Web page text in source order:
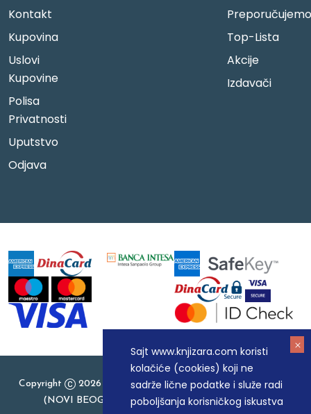
Sajt www.knjizara.com koristi
kolačiće (cookies) koji ne
sadrže lične podatke i služe radi
poboljšanja korisničkog iskustva
Kontakt
Kupovina
Uslovi
Kupovine
Polisa
Privatnosti
Uputstvo
Odjava
Preporučujemo
Top-Lista
Akcije
Izdavači
Copyright
2026 Knjizara.com - MAKART DOO BEOGRAD
(NOVI BEOGRAD), PIB: 105184104, MB: 20337524